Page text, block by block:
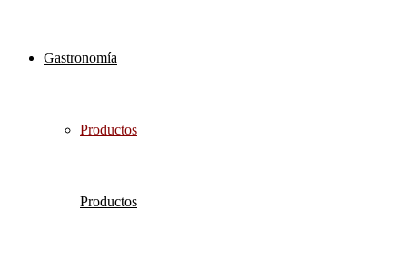
Gastronomía
Productos
Productos